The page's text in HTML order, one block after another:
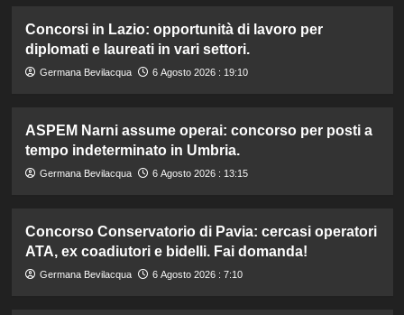
Concorsi in Lazio: opportunità di lavoro per
diplomati e laureati in vari settori.
Germana Bevilacqua 6 Agosto 2026 : 19:10
ASPEM Narni assume operai: concorso per posti a
tempo indeterminato in Umbria.
Germana Bevilacqua 6 Agosto 2026 : 13:15
Concorso Conservatorio di Pavia: cercasi operatori
ATA, ex coadiutori e bidelli. Fai domanda!
Germana Bevilacqua 6 Agosto 2026 : 7:10